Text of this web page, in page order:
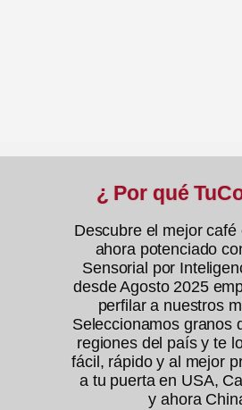
¿ Por qué
Descubre el mejor café
ahora potenciado
Sensorial por
desde Agosto 2025
perfilar a nuestros
Seleccionamos granos
regiones del país y te
fácil, rápido y al mejor
a tu puerta en USA,
y ahora